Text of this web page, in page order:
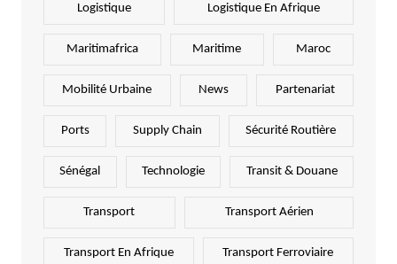
Logistique Logistique En Afrique
Maritimafrica Maritime Maroc
Mobilité Urbaine News Partenariat
Ports Supply Chain Sécurité Routière
Sénégal Technologie Transit & Douane
Transport Transport Aérien
Transport En Afrique Transport Ferroviaire